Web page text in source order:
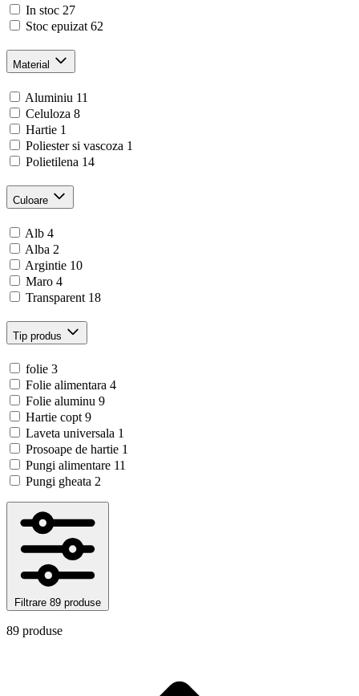
In stoc 27
Stoc epuizat 62
Material
Aluminiu 11
Celuloza 8
Hartie 1
Poliester si vascoza 1
Polietilena 14
Culoare
Alb 4
Alba 2
Argintie 10
Maro 4
Transparent 18
Tip produs
folie 3
Folie alimentara 4
Folie aluminu 9
Hartie copt 9
Laveta universala 1
Prosoape de hartie 1
Pungi alimentare 11
Pungi gheata 2
Filtrare 89 produse
89 produse